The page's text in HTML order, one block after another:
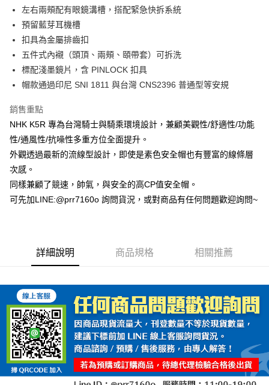
運送方式
全家取貨付款(安全帽一頂以上請選宅配)
每筆NT$60，滿NT$1,000(含以上)免運費
7-11取貨付款(安全帽一頂以上請選宅配)
每筆NT$60，滿NT$1,000(含以上)免運費
每筆NT$100，滿NT$1,000(含以上)免運費
左右兩頰配有眼鏡溝槽，搭配緊急快拆系統
預留藍芽耳機槽
扣具為金屬排齒扣
五件式內襯（頭頂、兩頰、頤帶套）可拆洗
標配淺墨鏡片，含 PINLOCK 扣具
帽款通過印尼 SNI 1811 與台灣 CNS2396 普通型等安規
銷售重點
NHK K5R 專為台灣騎士與騎乘環境設計，兼顧美觀性/舒適性/功能
性/通風性/抗噪性多重方位全面提升。
外觀透過最新的流線型設計，即使是素色安全帽也有豐富的線條層
次感。
同樣兼顧了競速，帥氣，與安全的高CP值安全帽。
可先加LINE:@prr7160o 詢問貨況，或對商品有任何問題歡迎詢問~
詳細說明 商品規格 相關推薦